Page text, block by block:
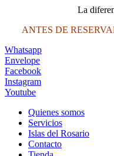
La
ANTES DE
Whatsapp
Envelope
Facebook
Instagram
Youtube
Quienes somos
Servicios
Islas del Rosario
Contacto